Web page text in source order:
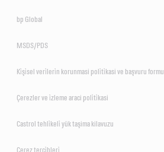
bp Global
MSDS/PDS
Ki̇şi̇sel veri̇leri̇n korunmasi poli̇ti̇kasi ve başvuru formu
Çerezler ve i̇zleme araci poli̇ti̇kasi
Castrol tehli̇keli̇ yük taşima kilavuzu
Çerez terci̇hleri̇